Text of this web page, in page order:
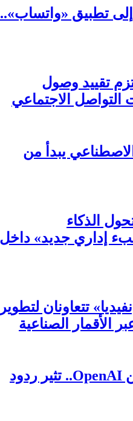
تطبيق «واتساب»..
تقييد وصول
التواصل الاجتماعي
الاصطناعي يبدأ من
الذكاء
إداري جديد» داخل
تتعاونان لتطوير
الأقمار الصناعية
أول رحلة فاخرة من OpenAI.. تثير ردود